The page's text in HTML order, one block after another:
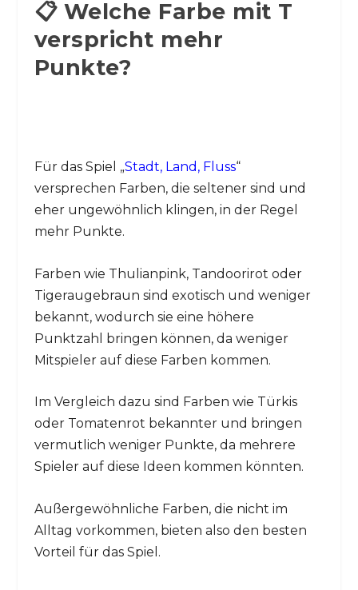
📋 Welche Farbe mit T
verspricht mehr
Punkte?
Für das Spiel „Stadt, Land, Fluss“
versprechen Farben, die seltener sind und
eher ungewöhnlich klingen, in der Regel
mehr Punkte.
Farben wie Thulianpink, Tandoorirot oder
Tigeraugebraun sind exotisch und weniger
bekannt, wodurch sie eine höhere
Punktzahl bringen können, da weniger
Mitspieler auf diese Farben kommen.
Im Vergleich dazu sind Farben wie Türkis
oder Tomatenrot bekannter und bringen
vermutlich weniger Punkte, da mehrere
Spieler auf diese Ideen kommen könnten.
Außergewöhnliche Farben, die nicht im
Alltag vorkommen, bieten also den besten
Vorteil für das Spiel.